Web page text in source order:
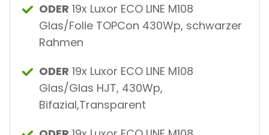
ODER 19x Luxor ECO LINE M108
Glas/Folie TOPCon 430Wp, schwarzer
Rahmen
ODER 19x Luxor ECO LINE M108
Glas/Glas HJT, 430Wp,
Bifazial,Transparent